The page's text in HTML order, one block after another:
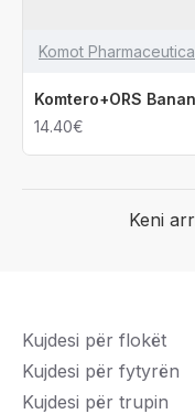
Komot
Komtero+ORS
14.40€
Keni
Kujdesi për flokët
Kujdesi për fytyrën
Kujdesi për trupin